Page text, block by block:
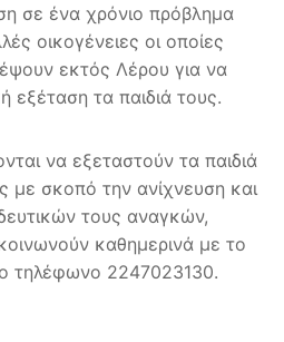
σε ένα χρόνιο πρόβλημα
οικογένειες οι οποίες
εκτός Λέρου για να
εξέταση τα παιδιά τους.
να εξεταστούν τα παιδιά
με σκοπό την ανίχνευση και
τους αναγκών,
καθημερινά με το
τηλέφωνο 2247023130.